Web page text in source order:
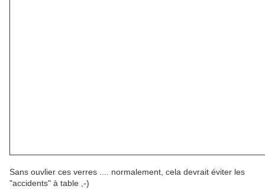
Sans ouvlier ces verres .... normalement, cela devrait éviter les
"accidents" à table ,-)